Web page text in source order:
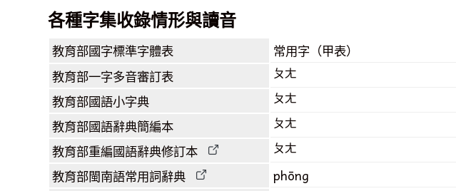
各種字集收錄情形與讀音
教育部國字標準字體表 常用字（甲表）
教育部一字多音審訂表 ㄆㄤ
教育部國語小字典 ㄆㄤ
教育部國語辭典簡編本 ㄆㄤ
教育部重編國語辭典修訂本 ㄆㄤ
教育部閩南語常用詞辭典 phōng